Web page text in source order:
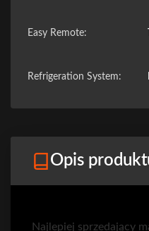
Easy Remote:
Refrigeration System:
Opis
Najlepiej sprzedający